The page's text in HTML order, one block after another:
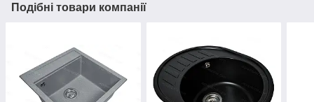
Подібні товари компанії